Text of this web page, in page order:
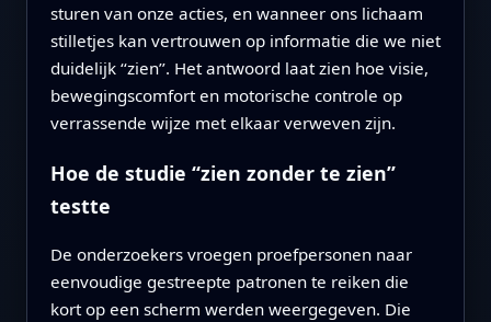
sturen van onze acties, en wanneer ons lichaam
stilletjes kan vertrouwen op informatie die we niet
duidelijk ‘‘zien’’. Het antwoord laat zien hoe visie,
bewegingscomfort en motorische controle op
verrassende wijze met elkaar verweven zijn.
Hoe de studie ‘‘zien zonder te zien’’
testte
De onderzoekers vroegen proefpersonen naar
eenvoudige gestreepte patronen te reiken die
kort op een scherm werden weergegeven. Die